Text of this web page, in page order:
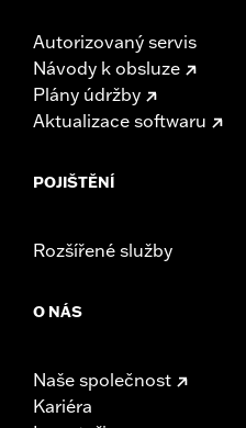
Autorizovaný servis
Návody k obsluze
Plány údržby
Aktualizace softwaru
POJIŠTĚNÍ
Rozšířené služby
O NÁS
Naše společnost
Kariéra